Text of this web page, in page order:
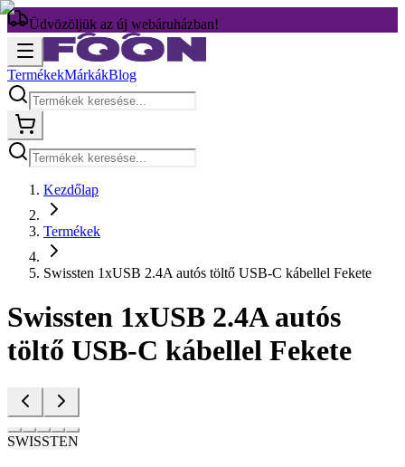
Üdvözöljük az új webáruházban!
TermékekMárkákBlog
Kezdőlap
Termékek
Swissten 1xUSB 2.4A autós töltő USB-C kábellel Fekete
Swissten 1xUSB 2.4A autós
töltő USB-C kábellel Fekete
SWISSTEN